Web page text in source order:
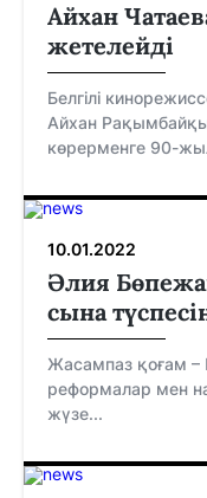
Айхан
жетелейді
Белгілі
Айхан
көрерменге 90-
10.01.2022
Әлия
сына
Жасампаз қоғам –
реформалар мен
жүзе...